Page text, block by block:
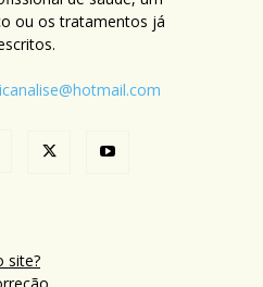
ou os tratamentos já
site?